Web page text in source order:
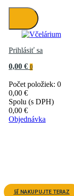
Prihlásiť sa
0,00 € 0
Počet položiek: 0
0,00 €
Spolu (s DPH)
0,00 €
Objednávka
🛒 NAKUPUJTE TERAZ